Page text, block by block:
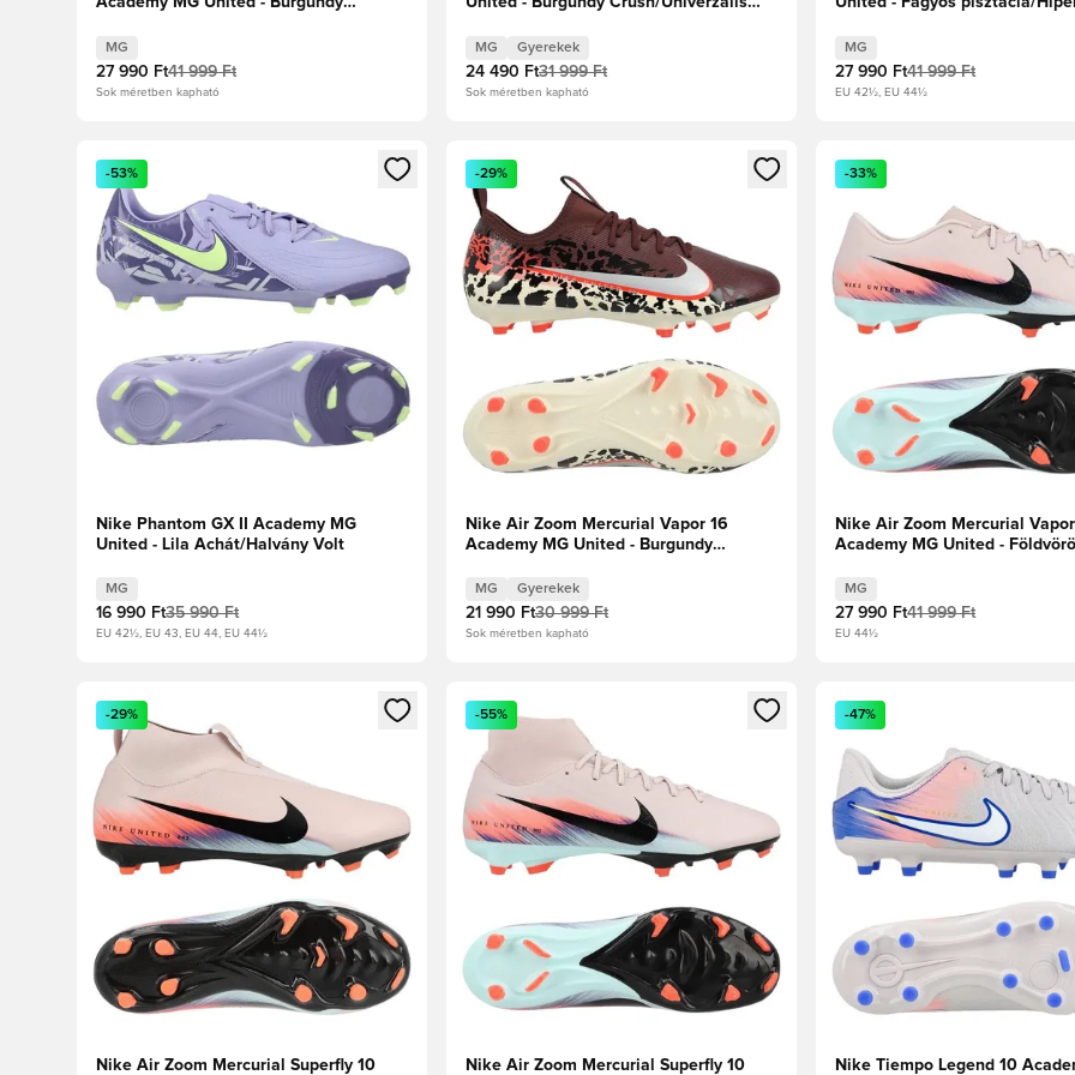
Piros/Fossil
MG
27 990 Ft41 999 Ft
Sok méretben kapható
MG Gyerekek
24 490 Ft31 999 Ft
Sok méretben kapható
MG
27 990 Ft41 999 Ft
EU 42½, EU 44½
Megnyit egy modált a bejelentkezéshez vagy a tagként való regisztrációhoz
-53%
Nike Phantom GX II Academy MG
United - Lila Achát/Halvány Volt
MG
16 990 Ft35 990 Ft
EU 42½, EU 43, EU 44, EU 44½
Megnyit egy modált a bejelentkezéshez vagy a tagként való
-29%
Nike Air Zoom Mercurial Vapor 16
Academy MG United - Burgundy
Piros/Fossil Gyerek
MG Gyerekek
21 990 Ft30 999 Ft
Sok méretben kapható
Megnyit egy modált a
-33%
Nike Air Zoom Mercurial
Academy MG United -
MG
27 990 Ft41 999 Ft
EU 44½
Megnyit egy modált a bejelentkezéshez vagy a tagként való regisztrációhoz
-29%
Nike Air Zoom Mercurial Superfly 10
Megnyit egy modált a bejelentkezéshez vagy a tagként való
-55%
Nike Air Zoom Mercurial Superfly 10
Megnyit egy modált a
-47%
Nike Tiempo Legend 10